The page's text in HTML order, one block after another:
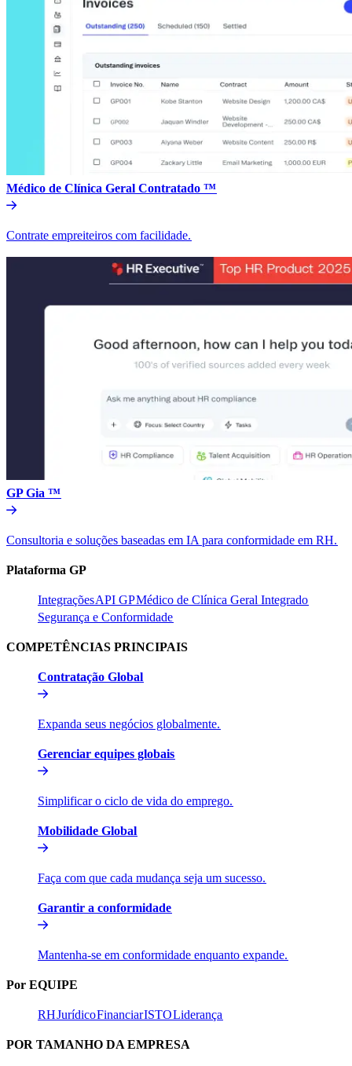
Médico de Clínica Geral Contratado ™​​
Contrate empreiteiros com facilidade.​​
GP Gia ™​​
Consultoria e soluções baseadas em IA para conformidade em RH.​​
Plataforma GP​​
Integrações​​API GP​​Médico de Clínica Geral Integrado​​
Segurança e Conformidade​​
COMPETÊNCIAS PRINCIPAIS​​
Contratação Global​​
Expanda seus negócios globalmente.​​
Gerenciar equipes globais​​
Simplificar o ciclo de vida do emprego.​​
Mobilidade Global​​
Faça com que cada mudança seja um sucesso.​​
Garantir a conformidade​​
Mantenha-se em conformidade enquanto expande.​​
Por EQUIPE​​
RH​​Jurídico​​Financiar​​ISTO​​Liderança​​
POR TAMANHO DA EMPRESA​​